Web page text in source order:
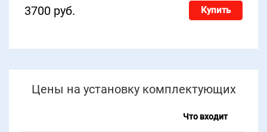
3700 руб. Купить
Цены на установку комплектующих
Что входит